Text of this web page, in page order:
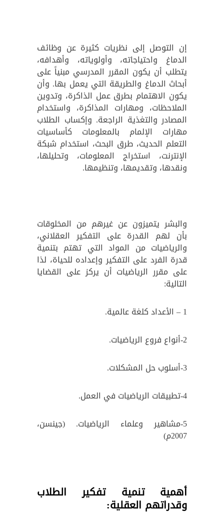
إن التوصل إلى نظريات كثيرة عن وظائف
الدماغ واحتياجاته، وأولوياته، وأهدافه،
يتطلب أن يكون المقرر المدرسي مبنياً على
أبحاث الدماغ والطريقة التي يعمل بها. وأن
يكون الاهتمام بطرق عمل الذاكرة، وتدوين
الملاحظات، ومهارات المذاكرة، واستخدام
المصادر والتغذية الراجعة. وإكساب الطلاب
مهارات الإلمام بالمعلومات كأساسيات
التعلم الحديث، طرق البحث، استخدام شبكة
الإنترنت، استخراج المعلومات، وتحليلها،
ونقدها، وتقديمها، وتنظيمها.
والبشر يتميزون عن غيرهم من المخلوقات
بأن لهم القدرة على التفكير العقلاني،
والرياضيات من المواد التي تهتم بتنمية
قدرة الفرد على التفكير وإعداده للحياة، لذا
على مقرر الرياضيات أن يركز على القضايا
التالية:
1 – الأعداد كلغة عالمية.
2-أنواع فروع الرياضيات.
3-أسلوب حل المشكلات.
4-تطبيقات الرياضيات في العمل.
5-مشاهير وعلماء الرياضيات. (جينسن،
2007م)
أهمية تنمية تفكير الطلاب
وقدراتهم العقلية: